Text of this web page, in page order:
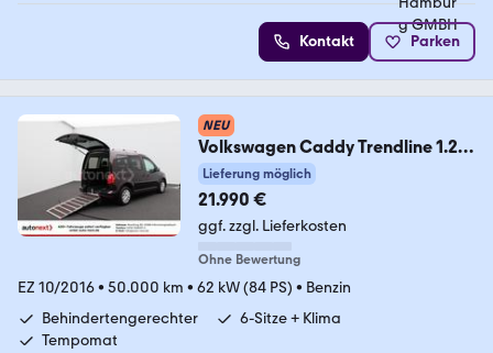
Kontakt Parken
NEU
Volkswagen Caddy Trendline 1.2
TSI *Rollstuhl-Rampe* 3315
Lieferung möglich
21.990 €
ggf. zzgl. Lieferkosten
Ohne Bewertung
EZ 10/2016• 50.000 km • 62 kW (84 PS) • Benzin
Behindertengerechter
6-Sitze + Klima
Tempomat